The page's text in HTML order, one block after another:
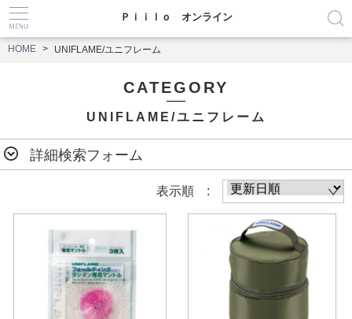
Ｐｉｉｌｏ オンライン
HOME UNIFLAME/ユニフレーム
CATEGORY
UNIFLAME/ユニフレーム
詳細検索フォーム
表示順 :